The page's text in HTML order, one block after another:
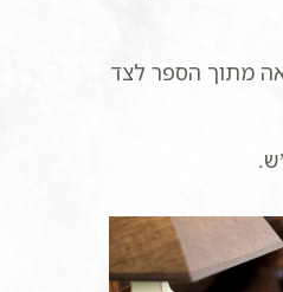
מתוך הספר לצד